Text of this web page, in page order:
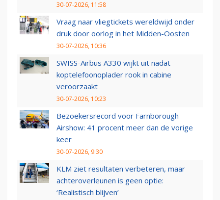
30-07-2026, 11:58
Vraag naar vliegtickets wereldwijd onder
druk door oorlog in het Midden-Oosten
30-07-2026, 10:36
SWISS-Airbus A330 wijkt uit nadat
koptelefoonoplader rook in cabine
veroorzaakt
30-07-2026, 10:23
Bezoekersrecord voor Farnborough
Airshow: 41 procent meer dan de vorige
keer
30-07-2026, 9:30
KLM ziet resultaten verbeteren, maar
achteroverleunen is geen optie:
‘Realistisch blijven’